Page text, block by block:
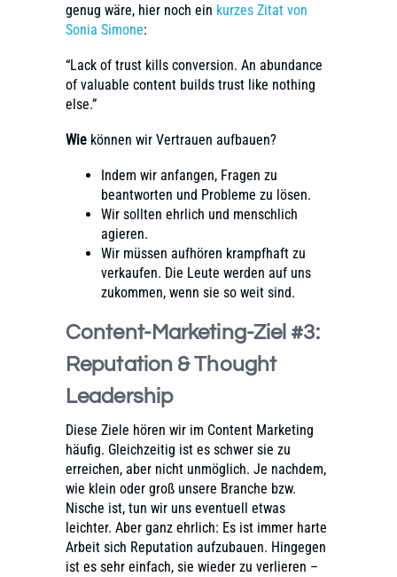
genug wäre, hier noch ein kurzes Zitat von
Sonia Simone:
“Lack of trust kills conversion. An abundance
of valuable content builds trust like nothing
else.”
Wie können wir Vertrauen aufbauen?
Indem wir anfangen, Fragen zu
beantworten und Probleme zu lösen.
Wir sollten ehrlich und menschlich
agieren.
Wir müssen aufhören krampfhaft zu
verkaufen. Die Leute werden auf uns
zukommen, wenn sie so weit sind.
Content-Marketing-Ziel #3:
Reputation & Thought
Leadership
Diese Ziele hören wir im Content Marketing
häufig. Gleichzeitig ist es schwer sie zu
erreichen, aber nicht unmöglich. Je nachdem,
wie klein oder groß unsere Branche bzw.
Nische ist, tun wir uns eventuell etwas
leichter. Aber ganz ehrlich: Es ist immer harte
Arbeit sich Reputation aufzubauen. Hingegen
ist es sehr einfach, sie wieder zu verlieren –